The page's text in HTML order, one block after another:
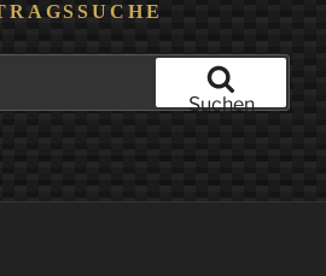
Suchen